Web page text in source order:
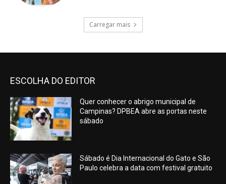
Carregar mais
ESCOLHA DO EDITOR
Quer conhecer o abrigo municipal de
Campinas? DPBEA abre as portas neste
sábado
Sábado é Dia Internacional do Gato e São
Paulo celebra a data com festival gratuito